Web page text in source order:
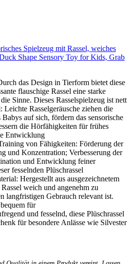
Spielzeug mit Rassel, weiches
Shape Sensory Toy for Kids, Grab
das Design in Tierform bietet diese
flauschige Rassel eine starke
Sinne. Dieses Rasselspielzeug ist nett
Leichte Rasselgeräusche ziehen die
auf sich, fördern das sensorische
die Hörfähigkeiten für frühes
Entwicklung
von Fähigkeiten: Förderung der
und Konzentration; Verbesserung der
und Entwicklung feiner
fesselnden Plüschrassel
Hergestellt aus ausgezeichnetem
weich und angenehm zu
langfristigen Gebrauch relevant ist.
für
und fesselnd, diese Plüschrassel
für besondere Anlässe wie Silvester